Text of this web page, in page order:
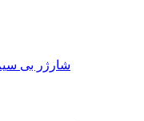
شارژر بی